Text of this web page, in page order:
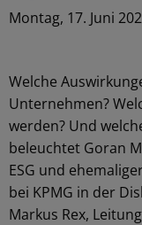
Montag, 17. Juni
Welche
Unternehmen?
werden? Und
beleuchtet Goran
ESG und
bei KPMG in der
Markus Rex,